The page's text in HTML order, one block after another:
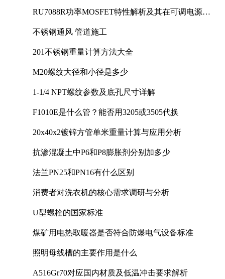
RU7088R功率MOSFET特性解析及其在可调电源设
不锈钢通风 管道施工
201不锈钢重量计算方法大全
M20螺纹大径和小径是多少
1-1/4 NPT螺纹参数及底孔尺寸详解
F1010E是什么管？能否用3205或3505代换
20x40x2镀锌方管单米重量计算与应用分析
抗渗混凝土中P6和P8膨胀剂分别加多少
法兰PN25和PN16有什么区别
消费者对洗衣机的核心需求调研与分析
U型螺栓的国家标准
煤矿用电热取暖器是否符合防爆电气设备标准
照明母线槽的主要作用是什么
A516Gr70对应国内材质及低温冲击要求解析